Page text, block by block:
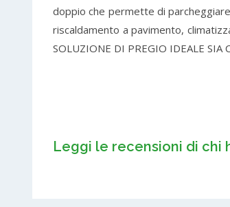
doppio che permette di
riscaldamento a pavimento,
SOLUZIONE DI PREGIO IDEALE SIA
Leggi le recensioni di chi